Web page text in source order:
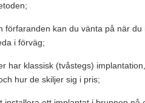
förfaranden kan du vänta på när
i förväg;
har klassisk (tvåstegs)
hur de skiljer sig i pris;